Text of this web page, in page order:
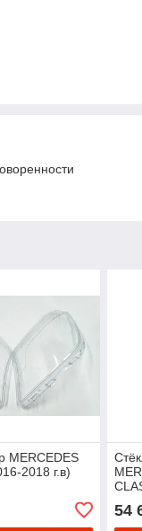
MERCEDES
2018 г.в)
54